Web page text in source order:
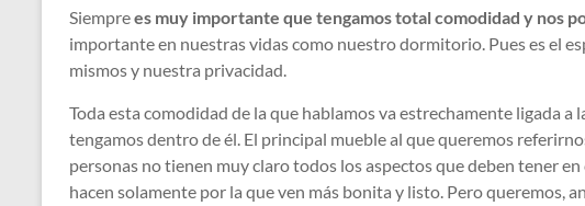
Siemprees muy importante que tengamos total comodidad y nos
importante en nuestras vidas como nuestro dormitorio. Pues es el
mismos y nuestra privacidad.
Toda esta comodidad de la que hablamos va estrechamente ligada a
tengamos dentro de él. El principal mueble al que queremos
personas no tienen muy claro todos los aspectos que deben tener en
hacen solamente por la que ven más bonita y listo. Pero queremos,